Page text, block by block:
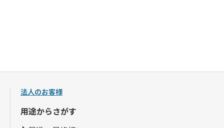
法人のお客様
用途からさがす